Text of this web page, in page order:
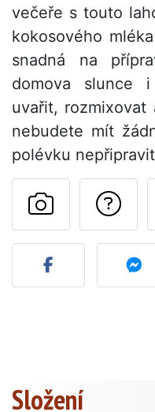
večeře s touto
kokosového
snadná na
domova slunce
uvařit,
nebudete mít
polévku
Složení